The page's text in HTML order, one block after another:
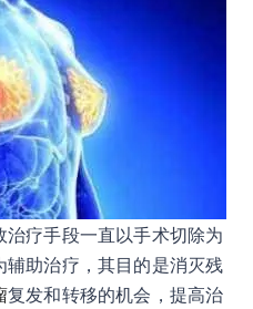
疗手段一直以手术切除为
助治疗，其目的是消灭残
复发和转移的机会，提高治